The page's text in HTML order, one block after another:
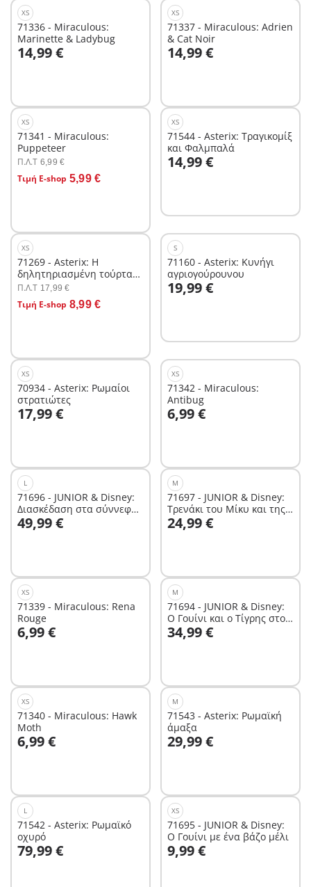
XS
71336 - Miraculous:
Marinette & Ladybug
14,99 €
Στο καλάθι
XS
71337 - Miraculous: Adrien
& Cat Noir
14,99 €
Στο καλάθι
XS
71341 - Miraculous:
Puppeteer
Π.Λ.T 6,99 €
Τιμή E-shop 5,99 €
Στο καλάθι
XS
71544 - Asterix: Τραγικομίξ
και Φαλμπαλά
14,99 €
Στο καλάθι
XS
71269 - Asterix: Η
δηλητηριασμένη τούρτα
του Πυραμιδονίς
Π.Λ.T 17,99 €
Τιμή E-shop 8,99 €
Στο καλάθι
S
71160 - Asterix: Κυνήγι
αγριογούρουνου
19,99 €
Στο καλάθι
XS
70934 - Asterix: Ρωμαίοι
στρατιώτες
17,99 €
Στο καλάθι
XS
71342 - Miraculous:
Antibug
6,99 €
Στο καλάθι
L
71696 - JUNIOR & Disney:
Διασκέδαση στα σύννεφα
με τον Μίκυ και τη Μίνι
Μάους
49,99 €
Στο καλάθι
M
71697 - JUNIOR & Disney:
Τρενάκι του Μίκυ και της
Μίνι Μάους
24,99 €
Στο καλάθι
XS
71339 - Miraculous: Rena
Rouge
6,99 €
Στο καλάθι
M
71694 - JUNIOR & Disney:
Ο Γουίνι και ο Τίγρης στον
Μελισσόκηπο
34,99 €
Στο καλάθι
XS
71340 - Miraculous: Hawk
Moth
6,99 €
Στο καλάθι
M
71543 - Asterix: Ρωμαϊκή
άμαξα
29,99 €
Στο καλάθι
L
71542 - Asterix: Ρωμαϊκό
οχυρό
79,99 €
Στο καλάθι
XS
71695 - JUNIOR & Disney:
Ο Γουίνι με ένα βάζο μέλι
9,99 €
Στο καλάθι